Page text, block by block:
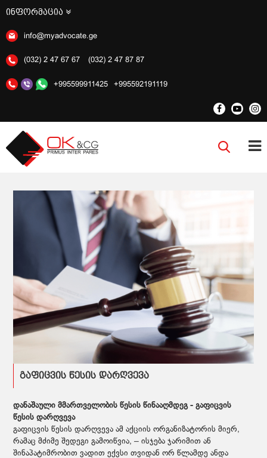
ინფორმაცია
info@myadvocate.ge
(032) 2 47 67 67 (032) 2 47 87 87
+995599911425 +995592191119
გაფიცვის წესის დარღვევა
დანაშაული მმართველობის წესის წინააღმდეგ - გაფიცვის
წესის დარღვევა
გაფიცვის წესის დარღვევა ამ აქციის ორგანიზატორის მიერ,
რამაც მძიმე შედეგი გამოიწვია, – ისჯება ჯარიმით ან
შინაპატიმრობით ვადით ექვსი თვიდან ორ წლამდე ანდა